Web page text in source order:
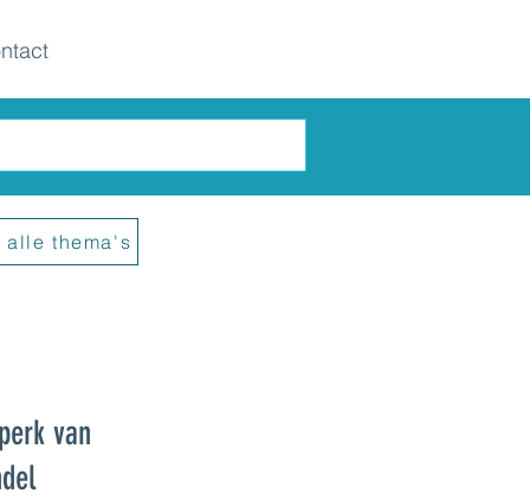
alle thema's
van